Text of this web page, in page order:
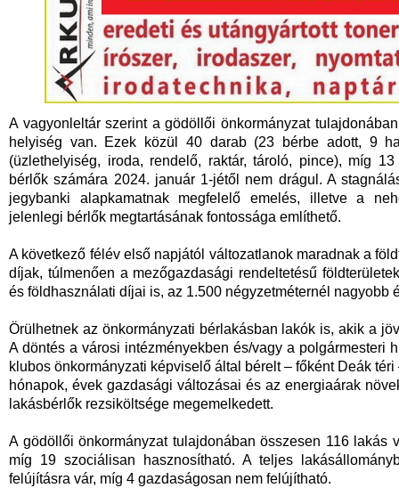
A vagyonleltár szerint a gödöllői önkormányzat
helyiség van. Ezek közül 40 darab (23 bérbe adott, 9
(üzlethelyiség, iroda, rendelő, raktár, tároló, pince), míg
bérlők számára 2024. január 1-jétől nem drágul. A
jegybanki alapkamatnak megfelelő emelés, illetve a
jelenlegi bérlők megtartásának fontossága említhető.
A következő félév első napjától változatlanok maradnak a
díjak, túlmenően a mezőgazdasági rendeltetésű
és földhasználati díjai is, az 1.500 négyzetméternél nagyobb
Örülhetnek az önkormányzati bérlakásban lakók is, akik a
A döntés a városi intézményekben és/vagy a polgármesteri
klubos önkormányzati képviselő által bérelt – főként Deák
hónapok, évek gazdasági változásai és az energiaárak
lakásbérlők rezsiköltsége megemelkedett.
A gödöllői önkormányzat tulajdonában összesen 116
míg 19 szociálisan hasznosítható. A teljes
felújításra vár, míg 4 gazdaságosan nem felújítható.